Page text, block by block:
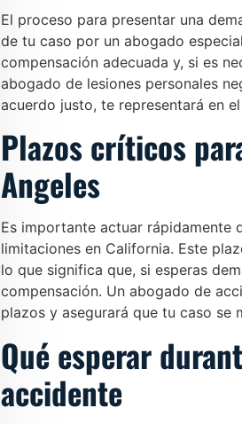
El proceso para presentar una
de tu caso por un abogado
compensación adecuada y, si es
abogado de lesiones personales
acuerdo justo, te representará en
Plazos críticos
Angeles
Es importante actuar rápidamente
limitaciones en California. Este
lo que significa que, si esperas
compensación. Un abogado de
plazos y asegurará que tu caso se
Qué esperar
accidente